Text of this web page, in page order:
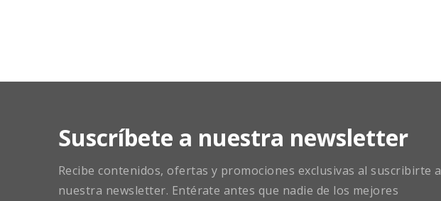
Suscríbete a nuestra newsletter
Recibe contenidos, ofertas y promociones exclusivas al suscribirte a
nuestra newsletter. Entérate antes que nadie de los mejores